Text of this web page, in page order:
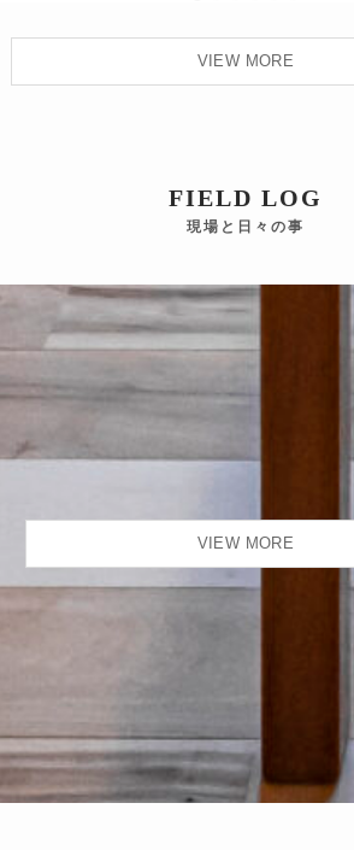
VIEW MORE
FIELD LOG
現場と日々の事
VIEW MORE